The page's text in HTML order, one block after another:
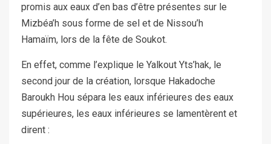
promis aux eaux d’en bas d’être présentes sur le
Mizbéa’h sous forme de sel et de Nissou’h
Hamaïm, lors de la fête de Soukot.
En effet, comme l’explique le Yalkout Yts’hak, le
second jour de la création, lorsque Hakadoche
Baroukh Hou sépara les eaux inférieures des eaux
supérieures, les eaux inférieures se lamentèrent et
dirent :